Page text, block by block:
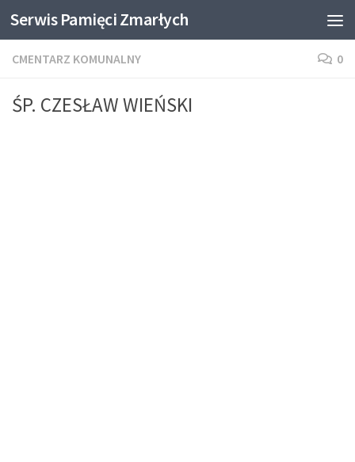
Skip to content
Serwis Pamięci Zmarłych
CMENTARZ KOMUNALNY 0
ŚP. CZESŁAW WIEŃSKI